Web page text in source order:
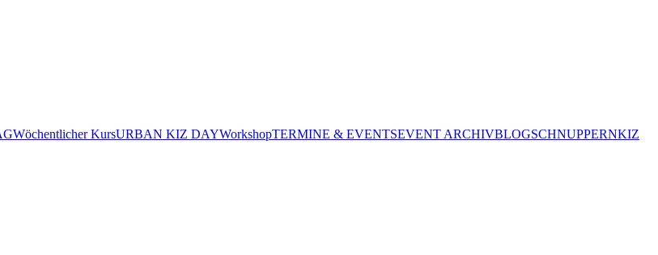
Wöchentlicher KursURBAN KIZ DAYWorkshopTERMINE & EVENTSEVENT ARCHIVBLOGSCHNUPPERNKIZ